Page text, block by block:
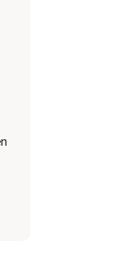
nicht mehr